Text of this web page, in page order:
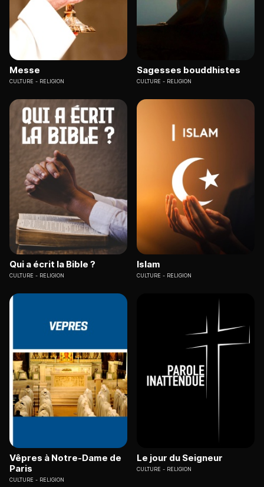
Messe
CULTURE RELIGION
Sagesses bouddhistes
CULTURE RELIGION
Qui a écrit la Bible ?
CULTURE RELIGION
Islam
CULTURE RELIGION
Vêpres à Notre-Dame de
Paris
CULTURE RELIGION
Le jour du Seigneur
CULTURE RELIGION